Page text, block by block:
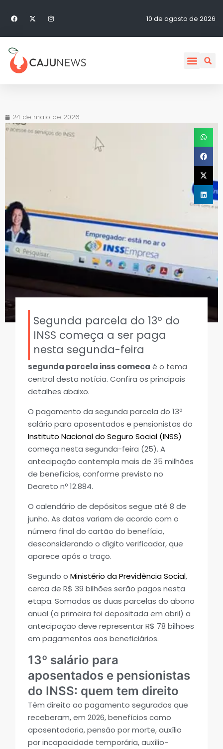
10 de agosto de 2026
24 de maio de 2026
Segunda parcela do 13º do
INSS começa a ser paga
nesta segunda-feira
segunda parcela inss comeca é o tema
central desta notícia. Confira os principais
detalhes abaixo.
O pagamento da segunda parcela do 13º
salário para aposentados e pensionistas do
Instituto Nacional do Seguro Social (INSS)
começa nesta segunda-feira (25). A
antecipação contempla mais de 35 milhões
de benefícios, conforme previsto no
Decreto nº 12.884.
O calendário de depósitos segue até 8 de
junho. As datas variam de acordo com o
número final do cartão do benefício,
desconsiderando o dígito verificador, que
aparece após o traço.
Segundo oMinistério da Previdência Social,
cerca de R$ 39 bilhões serão pagos nesta
etapa. Somadas as duas parcelas do abono
anual (a primeira foi depositada em abril) a
antecipação deve representar R$ 78 bilhões
em pagamentos aos beneficiários.
13º salário para
aposentados e pensionistas
do INSS: quem tem direito
Têm direito ao pagamento segurados que
receberam, em 2026, benefícios como
aposentadoria, pensão por morte, auxílio
por incapacidade temporária, auxílio-